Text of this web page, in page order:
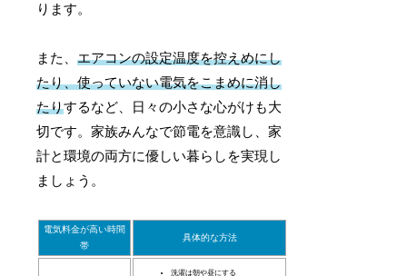
ります。
また、エアコンの設定温度を控えめにし
たり、使っていない電気をこまめに消し
たりするなど、日々の小さな心がけも大
切です。家族みんなで節電を意識し、家
計と環境の両方に優しい暮らしを実現し
ましょう。
電気料金が高い時間
帯
具体的な方法
洗濯は朝や昼にする